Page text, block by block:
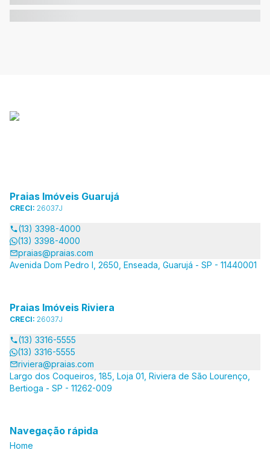
Praias Imóveis Guarujá
CRECI: 26037J
(13) 3398-4000
(13) 3398-4000
praias@praias.com
Avenida Dom Pedro I, 2650, Enseada, Guarujá - SP - 11440001
Praias Imóveis Riviera
CRECI: 26037J
(13) 3316-5555
(13) 3316-5555
riviera@praias.com
Largo dos Coqueiros, 185, Loja 01, Riviera de São Lourenço,
Bertioga - SP - 11262-009
Navegação rápida
Home